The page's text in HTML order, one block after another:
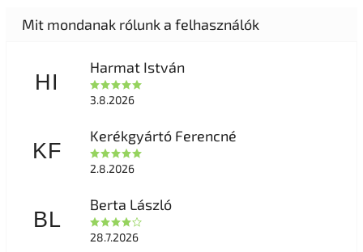
HI
Harmat István
3.8.2026
KF
Kerékgyártó Ferencné
2.8.2026
BL
Berta László
28.7.2026